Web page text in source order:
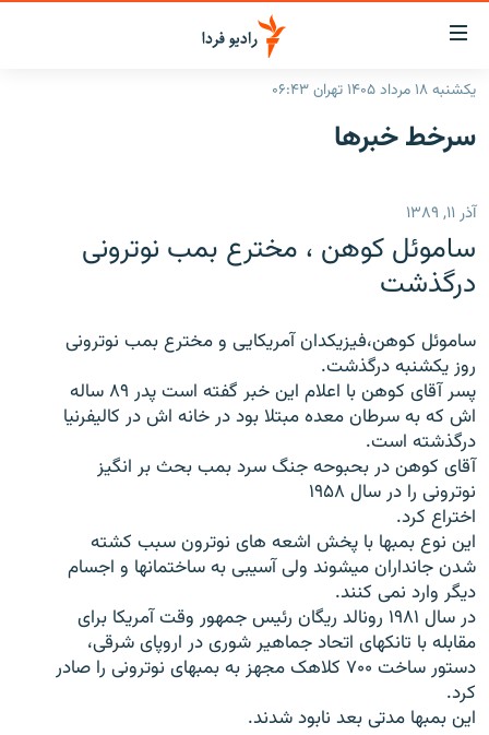
لینک‌های
قابلیت
دسترسی
بازگشت
اصلی
رفتن
صفحه
ایران
رادیو
انتخاب کنید و بشنوید
فرکانس‌ها
پادکست
گزارش‌های تصویری
گزارش‌های ویدئویی
زنان فردا
English
به ما بپیوندید
زبان‌های دیگر
یکشنبه ۱۸ مرداد ۱۴۰۵ تهران ۰۶:۴۳
سرخط‌ خبرها
آذر ۱۱, ۱۳۸۹
ساموئل کوهن ، مخترع بمب نوترونی
درگذشت
ساموئل کوهن،فیزیکدان آمریکایی و مخترع بمب نوترونی
روز یکشنبه درگذشت.
پسر آقای کوهن با اعلام این خبر گفته است پدر ۸۹ ساله
اش که به سرطان معده مبتلا بود در خانه اش در کالیفرنیا
درگذشته است.
آقای کوهن در بحبوحه جنگ سرد بمب بحث بر انگیز
نوترونی را در سال ۱۹۵۸
اختراع کرد.
این نوع بمبها با پخش اشعه های نوترون سبب کشته
شدن جانداران میشوند ولی آسیبی به ساختمانها و اجسام
دیگر وارد نمی کنند.
در سال ۱۹۸۱ رونالد ریگان رئیس جمهور وقت آمریکا برای
مقابله با تانکهای اتحاد جماهیر شوری در اروپای شرقی،
دستور ساخت ۷۰۰ کلاهک مجهز به بمبهای نوترونی را صادر
کرد.
این بمبها مدتی بعد نابود شدند.